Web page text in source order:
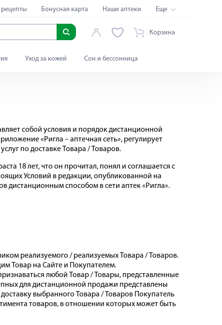
Бонусная карта Наши аптеки Еще
Корзина
Уход за кожей Сон и бессонница
собой условия и порядок дистанционной
«Ригла – аптечная сеть», регулирует
по доставке Товара / Товаров.
18 лет, что он прочитал, понял и соглашается с
Условий в редакции, опубликованной на
дистанционным способом в сети аптек «Ригла».
реализуемого / реализуемых Товара / Товаров.
Товар на Сайте и Покупателем.
любой Товар / Товары, представленные
для дистанционной продажи представлены
выбранного Товара / Товаров Покупатель
товаров, в отношении которых может быть